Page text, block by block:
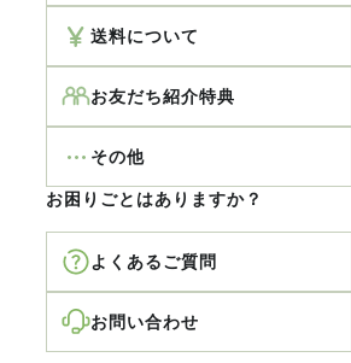
送料について
お友だち紹介特典
その他
お困りごとはありますか？
よくあるご質問
お問い合わせ